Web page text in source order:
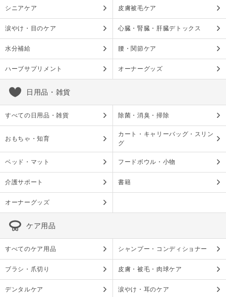
シニアケア 皮膚被毛ケア
涙やけ・目のケア 心臓・腎臓・肝臓デトックス
水分補給 腰・関節ケア
ハーブサプリメント オーナーグッズ
日用品・雑貨
すべての日用品・雑貨 除菌・消臭・掃除
おもちゃ・知育
カート・キャリーバッグ・スリン
グ
ベッド・マット フードボウル・小物
介護サポート 書籍
オーナーグッズ
ケア用品
すべてのケア用品 シャンプー・コンディショナー
ブラシ・爪切り 皮膚・被毛・肉球ケア
デンタルケア 涙やけ・耳のケア